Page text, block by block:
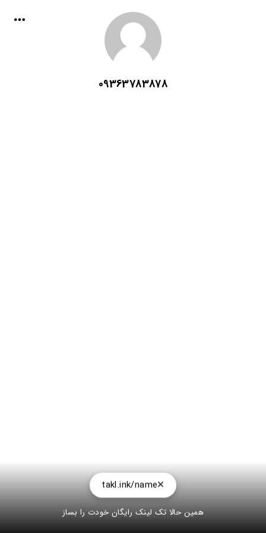
09363783878
takl.ink/name
همین حالا تک لینک رایگان خودت را بساز